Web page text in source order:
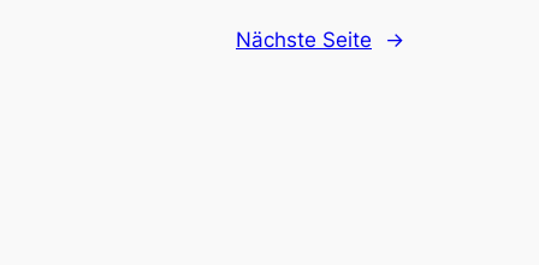
Nächste Seite →